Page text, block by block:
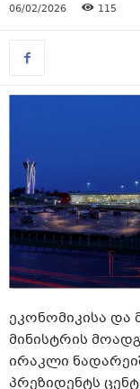
06/02/2026 115
ეკონომიკისა და
მინისტრის
ირაკლი
პრეზიდენტს